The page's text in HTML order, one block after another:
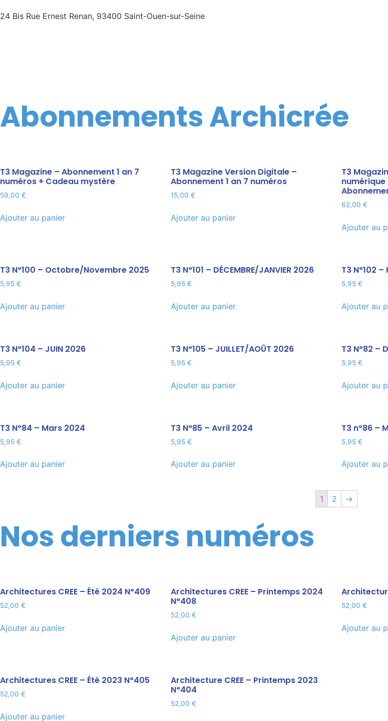
24 Bis Rue Ernest Renan, 93400 Saint-Ouen-sur-Seine
Abonnements Archicrée
T3 Magazine – Abonnement 1 an 7
numéros + Cadeau mystère
59,00 €
Ajouter au panier
T3 Magazine Version Digitale –
Abonnement 1 an 7 numéros
15,00 €
Ajouter au panier
T3
62,00 €
Ajouter au
T3 N°100 – Octobre/Novembre 2025
5,95 €
Ajouter au panier
T3 N°101 – DÉCEMBRE/JANVIER 2026
5,95 €
Ajouter au panier
T3 N°102 –
5,95 €
Ajouter au
T3 N°104 – JUIN 2026
5,95 €
Ajouter au panier
T3 N°105 – JUILLET/AOÛT 2026
5,95 €
Ajouter au panier
T3 N°82 –
5,95 €
Ajouter au
T3 N°84 – Mars 2024
5,95 €
Ajouter au panier
T3 N°85 – Avril 2024
5,95 €
Ajouter au panier
T3 n°86 –
5,95 €
Ajouter au
1 2 →
Nos derniers numéros
Architectures CREE – Été 2024 N°409
52,00 €
Ajouter au panier
Architectures CREE – Printemps 2024
N°408
52,00 €
Ajouter au panier
52,00 €
Ajouter au
Architectures CREE – Été 2023 N°405
52,00 €
Ajouter au panier
Architecture CREE – Printemps 2023
N°404
52,00 €